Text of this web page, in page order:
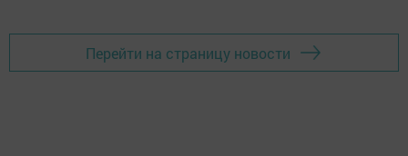
Перейти на страницу новости